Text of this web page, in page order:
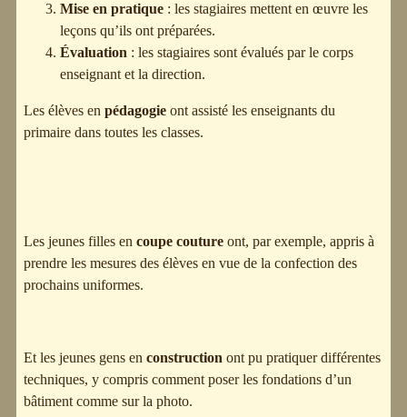
Mise en pratique : les stagiaires mettent en œuvre les
leçons qu’ils ont préparées.
Évaluation : les stagiaires sont évalués par le corps
enseignant et la direction.
Les élèves enpédagogie ont assisté les enseignants du
primaire dans toutes les classes.
Les jeunes filles encoupe couture ont, par exemple, appris à
prendre les mesures des élèves en vue de la confection des
prochains uniformes.
Et les jeunes gens enconstruction ont pu pratiquer différentes
techniques, y compris comment poser les fondations d’un
bâtiment comme sur la photo.